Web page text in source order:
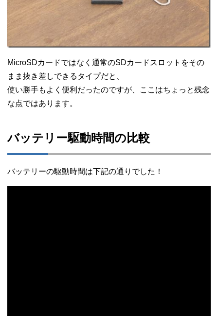
MicroSDカードではなく通常のSDカードスロットをその
まま抜き差しできるタイプだと、
使い勝手もよく便利だったのですが、ここはちょっと残念
な点ではあります。
バッテリー駆動時間の比較
バッテリーの駆動時間は下記の通りでした！